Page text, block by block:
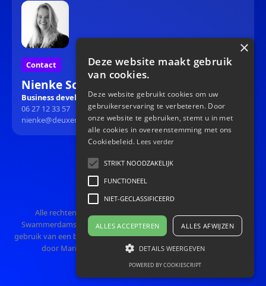
Contact
Nienke Schuttelaar
Business development
06 27 12 33 57
nienke@deuxers.nl
Alle rechten voorbehouden DEUXERS B.V KVK 64377008.
Swammerdamstraat 81091 RT Amsterdam. Deze website maakt
gebruik van een beveiligde SSL verbinding Let's Encrypt. Illustraties
door Marius Veltman Webdesign door Theta33.com
×
Deze website maakt gebruik
van cookies.
Deze website gebruikt cookies om uw
gebruikerservaring te verbeteren. Door
onze website te gebruiken, stemt u in met
alle cookies in overeenstemming met ons
Cookiebeleid. Lees verder
STRIKT NOODZAKELIJK
FUNCTIONEEL
NIET-GECLASSIFICEERD
ALLES ACCEPTEREN ALLES AFWIJZEN
DETAILS WEERGEVEN
POWERED BY COOKIESCRIPT